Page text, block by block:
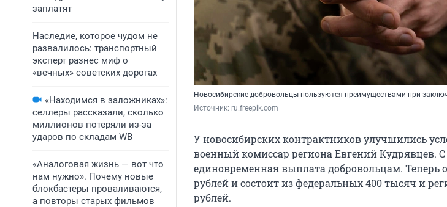
заплатят
Наследие, которое чудом не
развалилось: транспортный
эксперт разнес миф о
«вечных» советских дорогах
«Находимся в заложниках»:
селлеры рассказали, сколько
миллионов потеряли из-за
ударов по складам WB
«Аналоговая жизнь — вот что
нам нужно». Почему новые
блокбастеры проваливаются,
а повторы старых фильмов
Новосибирские добровольцы пользуются преимуществами при
Источник: ru.freepik.com
У новосибирских контрактников улучшились
военный комиссар региона Евгений Кудрявцев. С
единовременная выплата добровольцам. Теперь
рублей и состоит из федеральных 400 тысяч и
рублей.